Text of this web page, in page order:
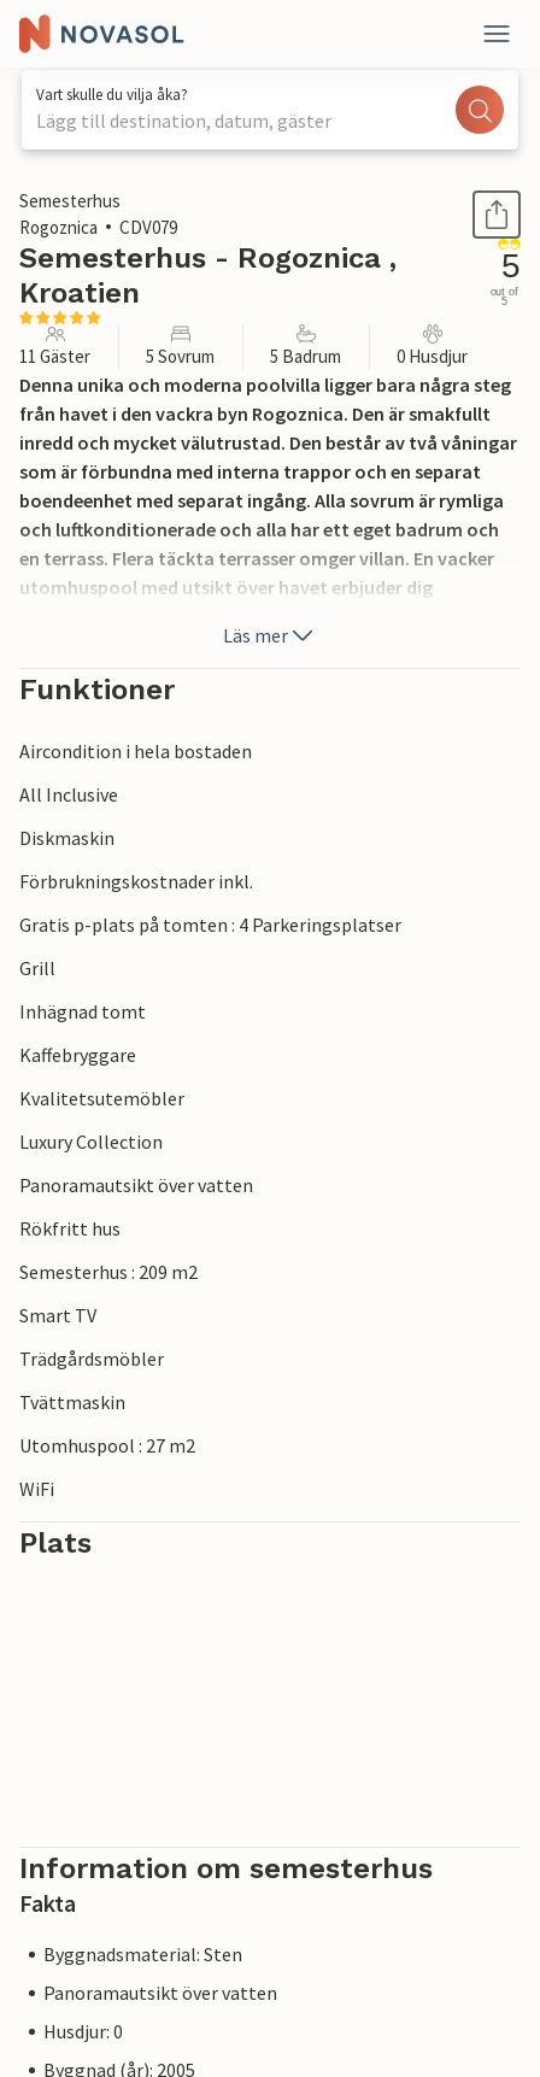
Vart skulle du vilja åka?
Lägg till destination, datum, gäster
1 / 54
Semesterhus
Rogoznica
CDV079
Semesterhus - Rogoznica ,
Kroatien
5
out of
5
11 Gäster 5 Sovrum 5 Badrum 0 Husdjur
Denna unika och moderna poolvilla ligger bara några steg
från havet i den vackra byn Rogoznica. Den är smakfullt
inredd och mycket välutrustad. Den består av två våningar
som är förbundna med interna trappor och en separat
boendeenhet med separat ingång. Alla sovrum är rymliga
och luftkonditionerade och alla har ett eget badrum och
en terrass. Flera täckta terrasser omger villan. En vacker
utomhuspool med utsikt över havet erbjuder dig
strandpromenad med båtplatser och en småstensvik
inramad av pinjeträd. Besök ACI Marina, en och en halv
kilometer bort, med mycket bra restauranger. Bredvid
Läs mer
Funktioner
Aircondition i hela bostaden
All Inclusive
Diskmaskin
Förbrukningskostnader inkl.
Gratis p-plats på tomten : 4 Parkeringsplatser
Grill
Inhägnad tomt
Kaffebryggare
Kvalitetsutemöbler
Luxury Collection
Panoramautsikt över vatten
Rökfritt hus
Semesterhus : 209 m2
Smart TV
Trädgårdsmöbler
Tvättmaskin
Utomhuspool : 27 m2
WiFi
Plats
Information om semesterhus
Fakta
Byggnadsmaterial: Sten
Panoramautsikt över vatten
Husdjur: 0
Byggnad (år): 2005